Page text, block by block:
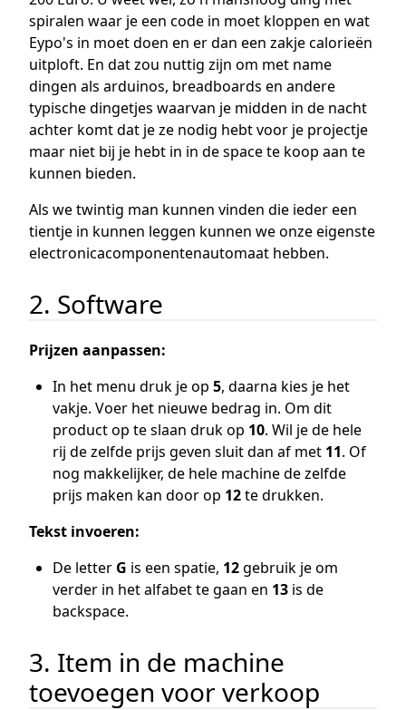
spiralen waar je een code in moet kloppen en wat
Eypo's in moet doen en er dan een zakje calorieën
uitploft. En dat zou nuttig zijn om met name
dingen als arduinos, breadboards en andere
typische dingetjes waarvan je midden in de nacht
achter komt dat je ze nodig hebt voor je projectje
maar niet bij je hebt in in de space te koop aan te
kunnen bieden.
Als we twintig man kunnen vinden die ieder een
tientje in kunnen leggen kunnen we onze eigenste
electronicacomponentenautomaat hebben.
2. Software
Prijzen aanpassen:
In het menu druk je op 5, daarna kies je het
vakje. Voer het nieuwe bedrag in. Om dit
product op te slaan druk op 10. Wil je de hele
rij de zelfde prijs geven sluit dan af met 11. Of
nog makkelijker, de hele machine de zelfde
prijs maken kan door op 12te drukken.
Tekst invoeren:
De letter G is een spatie, 12gebruik je om
verder in het alfabet te gaan en 13is de
backspace.
3. Item in de machine
toevoegen voor verkoop